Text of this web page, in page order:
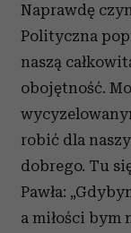
Naprawdę
Polityczna
naszą
obojętność.
robić dla
dobrego. Tu
Pawła:
a miłości bym